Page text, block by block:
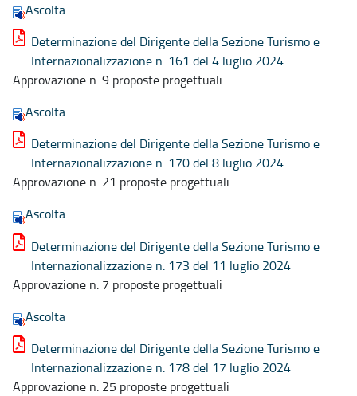
Ascolta
Determinazione del Dirigente della Sezione Turismo e
Internazionalizzazione n. 161 del 4 luglio 2024
Approvazione n. 9 proposte progettuali
Ascolta
Determinazione del Dirigente della Sezione Turismo e
Internazionalizzazione n. 170 del 8 luglio 2024
Approvazione n. 21 proposte progettuali
Ascolta
Determinazione del Dirigente della Sezione Turismo e
Internazionalizzazione n. 173 del 11 luglio 2024
Approvazione n. 7 proposte progettuali
Ascolta
Determinazione del Dirigente della Sezione Turismo e
Internazionalizzazione n. 178 del 17 luglio 2024
Approvazione n. 25 proposte progettuali